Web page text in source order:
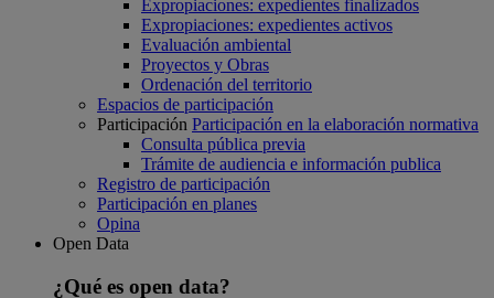
Expropiaciones: expedientes finalizados
Expropiaciones: expedientes activos
Evaluación ambiental
Proyectos y Obras
Ordenación del territorio
Espacios de participación
Participación Participación en la elaboración normativa
Consulta pública previa
Trámite de audiencia e información publica
Registro de participación
Participación en planes
Opina
Open Data
¿Qué es open data?